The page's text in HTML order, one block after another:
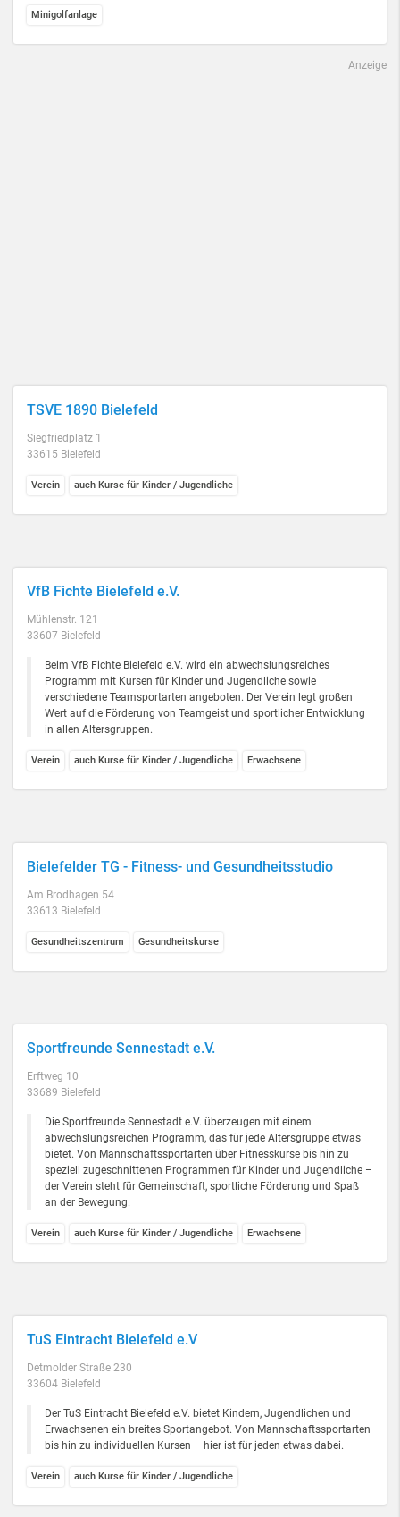
Minigolfanlage
Anzeige
TSVE 1890 Bielefeld
Siegfriedplatz 1
33615 Bielefeld
Verein auch Kurse für Kinder / Jugendliche
VfB Fichte Bielefeld e.V.
Mühlenstr. 121
33607 Bielefeld
Beim VfB Fichte Bielefeld e.V. wird ein abwechslungsreiches
Programm mit Kursen für Kinder und Jugendliche sowie
verschiedene Teamsportarten angeboten. Der Verein legt großen
Wert auf die Förderung von Teamgeist und sportlicher Entwicklung
in allen Altersgruppen.
Verein auch Kurse für Kinder / Jugendliche Erwachsene
Bielefelder TG - Fitness- und Gesundheitsstudio
Am Brodhagen 54
33613 Bielefeld
Gesundheitszentrum Gesundheitskurse
Sportfreunde Sennestadt e.V.
Erftweg 10
33689 Bielefeld
Die Sportfreunde Sennestadt e.V. überzeugen mit einem
abwechslungsreichen Programm, das für jede Altersgruppe etwas
bietet. Von Mannschaftssportarten über Fitnesskurse bis hin zu
speziell zugeschnittenen Programmen für Kinder und Jugendliche –
der Verein steht für Gemeinschaft, sportliche Förderung und Spaß
an der Bewegung.
Verein auch Kurse für Kinder / Jugendliche Erwachsene
TuS Eintracht Bielefeld e.V
Detmolder Straße 230
33604 Bielefeld
Der TuS Eintracht Bielefeld e.V. bietet Kindern, Jugendlichen und
Erwachsenen ein breites Sportangebot. Von Mannschaftssportarten
bis hin zu individuellen Kursen – hier ist für jeden etwas dabei.
Verein auch Kurse für Kinder / Jugendliche